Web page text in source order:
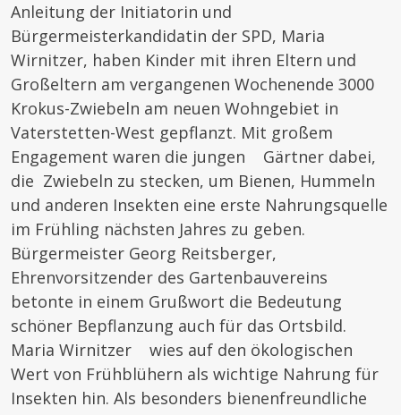
Anleitung der Initiatorin und
Bürgermeisterkandidatin der SPD, Maria
Wirnitzer, haben Kinder mit ihren Eltern und
Großeltern am vergangenen Wochenende 3000
Krokus-Zwiebeln am neuen Wohngebiet in
Vaterstetten-West gepflanzt. Mit großem
Engagement waren die jungen Gärtner dabei,
die Zwiebeln zu stecken, um Bienen, Hummeln
und anderen Insekten eine erste Nahrungsquelle
im Frühling nächsten Jahres zu geben.
Bürgermeister Georg Reitsberger,
Ehrenvorsitzender des Gartenbauvereins
betonte in einem Grußwort die Bedeutung
schöner Bepflanzung auch für das Ortsbild.
Maria Wirnitzer wies auf den ökologischen
Wert von Frühblühern als wichtige Nahrung für
Insekten hin. Als besonders bienenfreundliche